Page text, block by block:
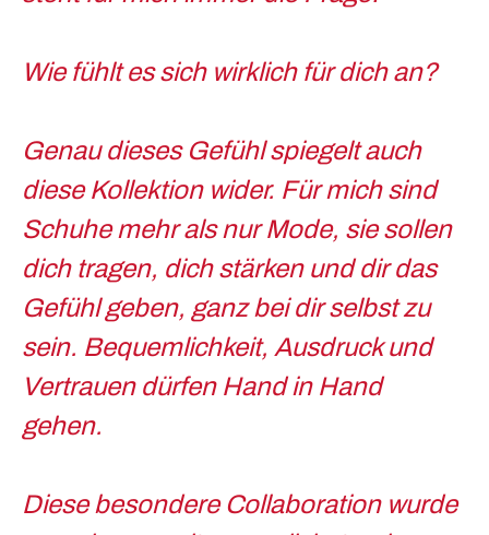
Wie fühlt es sich wirklich für dich an?
Genau dieses Gefühl spiegelt auch
diese Kollektion wider. Für mich sind
Schuhe mehr als nur Mode, sie sollen
dich tragen, dich stärken und dir das
Gefühl geben, ganz bei dir selbst zu
sein. Bequemlichkeit, Ausdruck und
Vertrauen dürfen Hand in Hand
gehen.
Diese besondere Collaboration wurde